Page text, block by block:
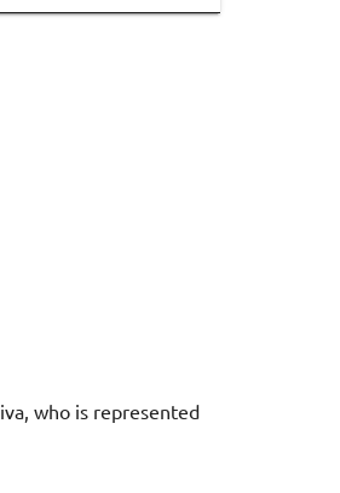
who is represented